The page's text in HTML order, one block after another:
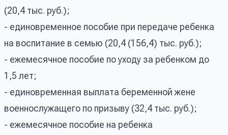
(20,4 тыс. руб.);
- единовременное пособие при передаче ребенка
на воспитание в семью (20,4 (156,4) тыс. руб.);
- ежемесячное пособие по уходу за ребенком до
1,5 лет;
- единовременная выплата беременной жене
военнослужащего по призыву (32,4 тыс. руб.);
- ежемесячное пособие на ребенка